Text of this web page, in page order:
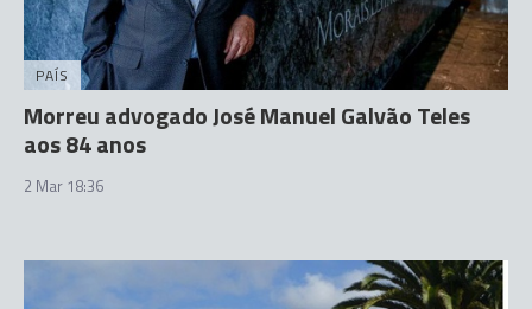
PAÍS
Morreu advogado José Manuel Galvão Teles
aos 84 anos
2 Mar 18:36